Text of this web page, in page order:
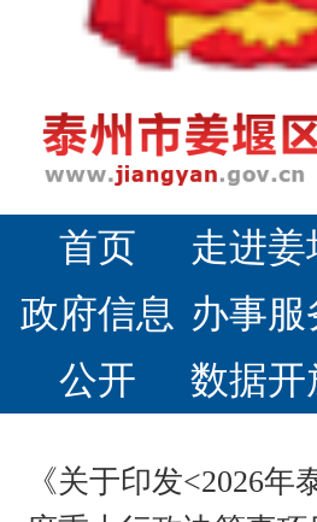
首页 走进姜
政府信息
公开
办事服
数据开
《关于印发<2026年